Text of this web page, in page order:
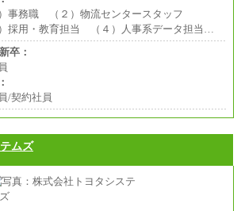
）事務職 （２）物流センタースタッフ
）採用・教育担当 （４）人事系データ担当…
卒：
/契約社員
ムズ